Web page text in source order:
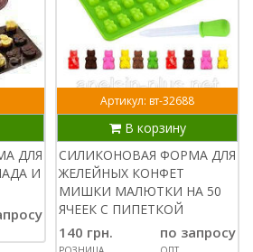
ДЛЯ
И
Артикул: вт-32688
В корзину
СИЛИКОНОВАЯ ФОРМА ДЛЯ
ЖЕЛЕЙНЫХ КОНФЕТ
МИШКИ МАЛЮТКИ НА 50
ЯЧЕЕК С ПИПЕТКОЙ
140 грн. по запросу